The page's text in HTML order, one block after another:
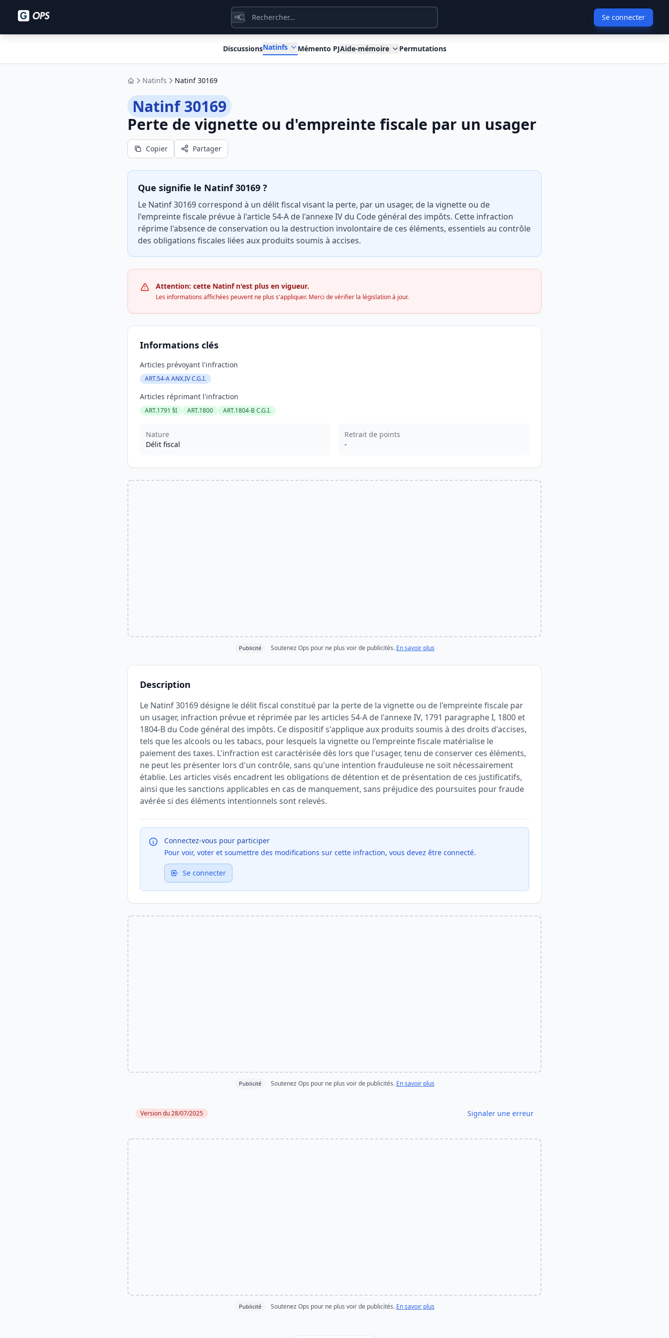
⌘K Se connecter
DiscussionsNatinfs Mémento PJAide-mémoire Permutations
AccueilNatinfs Natinf 30169
Natinf 30169
Perte de vignette ou d'empreinte fiscale par un usager
Copier Partager
Que signifie le Natinf 30169 ?
Le Natinf 30169 correspond à un délit fiscal visant la perte, par un usager, de la vignette ou de
l'empreinte fiscale prévue à l'article 54-A de l'annexe IV du Code général des impôts. Cette infraction
réprime l'absence de conservation ou la destruction involontaire de ces éléments, essentiels au contrôle
des obligations fiscales liées aux produits soumis à accises.
Attention: cette Natinf n'est plus en vigueur.
Les informations affichées peuvent ne plus s'appliquer. Merci de vérifier la législation à jour.
Informations clés
Articles prévoyant l'infraction
ART.54-A ANX.IV C.G.I.
Articles réprimant l'infraction
ART.1791 §I ART.1800 ART.1804-B C.G.I.
Nature
Délit fiscal
Retrait de points
-
Publicité Soutenez Ops pour ne plus voir de publicités. En savoir plus
Description
Le Natinf 30169 désigne le délit fiscal constitué par la perte de la vignette ou de l'empreinte fiscale par
un usager, infraction prévue et réprimée par les articles 54-A de l'annexe IV, 1791 paragraphe I, 1800 et
1804-B du Code général des impôts. Ce dispositif s'applique aux produits soumis à des droits d'accises,
tels que les alcools ou les tabacs, pour lesquels la vignette ou l'empreinte fiscale matérialise le
paiement des taxes. L'infraction est caractérisée dès lors que l'usager, tenu de conserver ces éléments,
ne peut les présenter lors d'un contrôle, sans qu'une intention frauduleuse ne soit nécessairement
établie. Les articles visés encadrent les obligations de détention et de présentation de ces justificatifs,
ainsi que les sanctions applicables en cas de manquement, sans préjudice des poursuites pour fraude
avérée si des éléments intentionnels sont relevés.
Connectez-vous pour participer
Pour voir, voter et soumettre des modifications sur cette infraction, vous devez être connecté.
Se connecter
Publicité Soutenez Ops pour ne plus voir de publicités. En savoir plus
Version du 28/07/2025 Signaler une erreur
Publicité Soutenez Ops pour ne plus voir de publicités. En savoir plus